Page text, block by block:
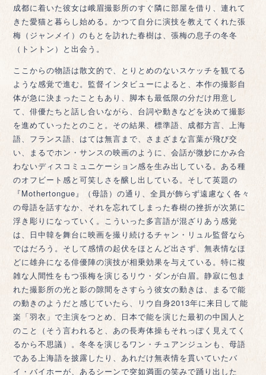
成都に着いた彼女は峨眉撮影所のすぐ隣に部屋を借り、連れて
きた愛猫と暮らし始める。かつて自分に演技を教えてくれた張
梅（ジャンメイ）のもとを訪れた春樹は、張梅の息子の冬冬
（トントン）と出会う。
ここからの物語は散文的で、とりとめのないスケッチを観てる
ような感覚で進む。監督インタビューによると、本作の撮影自
体が急に決まったこともあり、脚本も最低限の分だけ用意し
て、俳優たちと話し合いながら、台詞や動きなどを決めて撮影
を進めていったとのこと。その結果、標準語、成都方言、上海
語、フランス語、はては無言まで、さまざまな言葉が飛び交
い、まるでホン・サンスの映画のように、会話が微妙にかみ合
わないディスコミュニケーション感を生み出している。ある種
のオフビート感と可笑しさを醸し出している。そして英題の
『Mothertongue』（母語）の通り、全員が飾らず遠慮なく各々
の母語を話すなか、それを忘れてしまった春樹の挫折が次第に
浮き彫りになっていく。こういった多言語が混ざりあう感覚
は、日中韓を舞台に映画を撮り続けるチャン・リュル監督なら
ではだろう。そして感情の起伏をほとんど出さず、無表情なほ
どに雄弁になる俳優陣の演技が相乗効果を与えている。特に複
雑な人間性をもつ張梅を演じるリウ・ダンが白眉。静寂に包ま
れた撮影所の光と影の隙間をさすらう彼女の動きは、まるで能
の動きのようだと感じていたら、リウ自身2013年に来日して能
楽「羽衣」で主演をつとめ、日本で能を演じた最初の中国人と
のこと（そう言われると、あの長寿体操もそれっぽく見えてく
るから不思議）。冬冬を演じるワン・チュアンジュンも、母語
である上海語を披露したり、あれだけ無表情を貫いていたバ
イ・バイホーが、あるシーンで突如満面の笑みで踊り出した